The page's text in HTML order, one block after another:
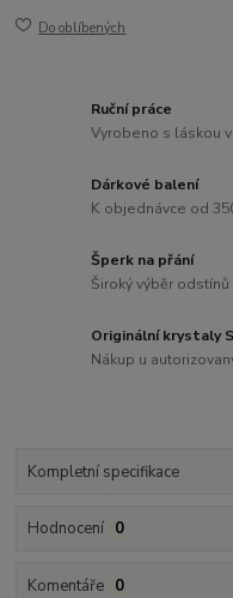
Do oblíbených
Ruční práce
Vyrobeno s láskou v
Dárkové balení
K objednávce od
Šperk na přání
Široký výběr
Originální krystaly
Nákup u
Kompletní specifikace
Hodnocení 0
Komentáře 0